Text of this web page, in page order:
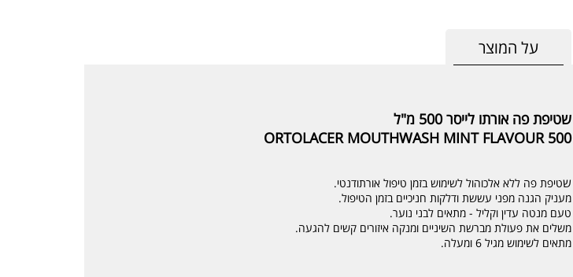
על המוצר
שטיפת פה אורתו לייסר 500 מ"ל
ORTOLACER MOUTHWASH MINT FLAVOUR 500
שטיפת פה ללא אלכוהול לשימוש בזמן טיפול אורתודנטי.
מעניק הגנה מפני עששת ודלקות חניכיים בזמן הטיפול.
טעם מנטה עדין וקליל - מתאים לבני נוער.
משלים את פעולת מברשת השיניים ומנקה איזורים קשים להגעה.
מתאים לשימוש מגיל 6 ומעלה.